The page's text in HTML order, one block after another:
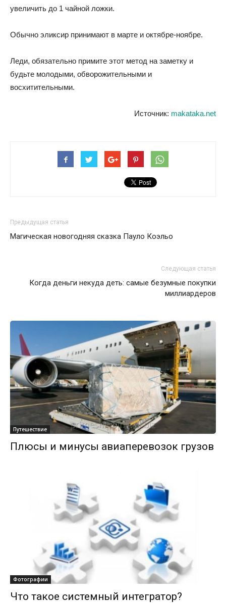
увеличить до 1 чайной ложки.
Обычно эликсир принимают в марте и октябре-ноябре.
Леди, обязательно примите этот метод на заметку и
будьте молодыми, обворожительными и
восхитительными.
Источник: makataka.net
Предыдущая статья
Магическая новогодняя сказка Пауло Коэльо
Следующая статья
Когда деньги некуда деть: самые безумные покупки
миллиардеров
Путешествие
Плюсы и минусы авиаперевозок грузов
Фотографии
Что такое системный интегратор?